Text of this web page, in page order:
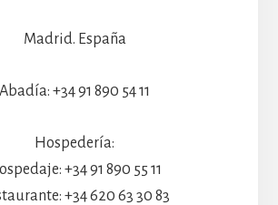
Madrid. España
Abadía: +34 91 890 54 11
Hospedería:
+34 91 890 55 11
+34 620 63 30 83